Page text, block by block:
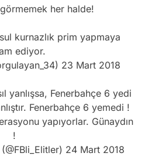
her halde!
kurnazlık prim yapmaya
ediyor.
23 Mart 2018
yanlışsa, Fenerbahçe 6 yedi
Fenerbahçe 6 yemedi !
yapıyorlar. Günaydın
!
24 Mart 2018